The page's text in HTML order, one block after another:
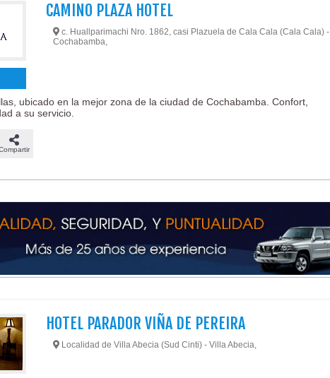
CAMINO PLAZA HOTEL
c. Huallparimachi Nro. 1862, casi Plazuela de Cala Cala (Cala Cala) -
Cochabamba,
ubicado en la mejor zona de la ciudad de Cochabamba. Confort,
a su servicio.
HOTEL PARADOR VIÑA DE PEREIRA
Localidad de Villa Abecia (Sud Cinti) - Villa Abecia,